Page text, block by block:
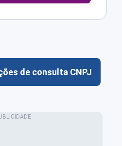
de consulta CNPJ